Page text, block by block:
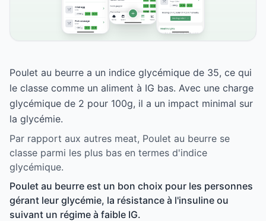
Poulet au beurre a un indice glycémique de 35, ce qui
le classe comme un aliment à IG bas. Avec une charge
glycémique de 2 pour 100g, il a un impact minimal sur
la glycémie.
Par rapport aux autres meat, Poulet au beurre se
classe parmi les plus bas en termes d'indice
glycémique.
Poulet au beurre est un bon choix pour les personnes
gérant leur glycémie, la résistance à l'insuline ou
suivant un régime à faible IG.